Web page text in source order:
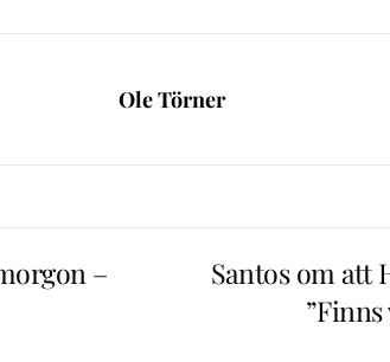
Ole Törner
–
Santos om att